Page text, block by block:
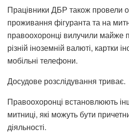
Працівники ДБР також провели
проживання фігуранта та на
правоохоронці вилучили майже
різній іноземній валюті, картки
мобільні телефони.
Досудове розслідування триває.
Правоохоронці встановлюють
митниці, які можуть бути
діяльності.